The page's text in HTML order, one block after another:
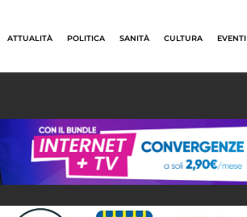
ATTUALITÀ POLITICA SANITÀ CULTURA EVENTI